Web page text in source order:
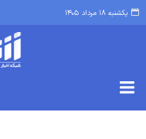
یکشنبه ۱۸ مرداد ۱۴۰۵